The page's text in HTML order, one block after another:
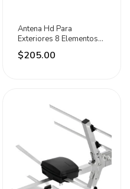
Antena Hd Para
Exteriores 8 Elementos
10m Cable Coaxial Aksi
$205.00